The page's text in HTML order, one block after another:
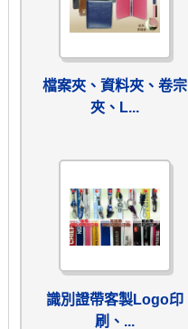
檔案夾、資料夾、卷宗
夾、L...
識別證帶客製Logo印
刷、...